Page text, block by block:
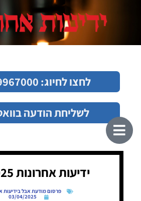
לחצו לחיוג: 077-9967000
לשליחת הודעה
ידיעות אחרונות 3.4.2025
פרסום מודעת אבל בידיעות
03/04/2025